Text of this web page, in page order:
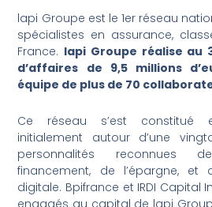
lapi Groupe est le 1er réseau
spécialistes en assurance,
France. lapi Groupe réalise au
d’affaires de 9,5 millions
équipe de plus de 70
Ce réseau s’est constitué
initialement autour d’une
personnalités reconnues
financement, de l’épargne, et
digitale. Bpifrance et IRDI Capital
engagés au capital de lapi